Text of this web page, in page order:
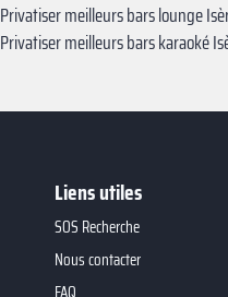
Privatiser meilleurs bars lounge
Privatiser meilleurs bars karaoké
Liens utiles
SOS Recherche
Nous contacter